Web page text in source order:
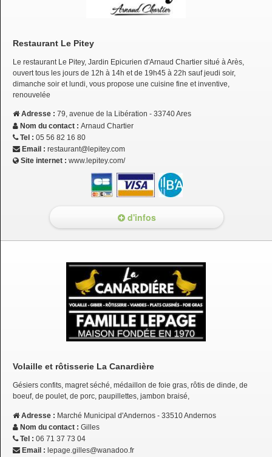
Restaurant Le Pitey
Le restaurant Le Pitey, Jardin Epicurien d'Arnaud Chartier situé à Arès,
ouvert tous les jours de 12h à 14h et de 19h45 à 22h sauf jeudi soir,
dimanche soir et lundi, vous propose une cuisine fine et inventive,
renouvelée
Adresse : 79, avenue de la Libération - 33740 Ares
Nom du contact : Arnaud Chartier
Tel : 05 56 82 16 80
Email : restaurant@lepitey.com
Site internet : www.lepitey.com/
d'infos
Volaille et rôtisserie La Canardière
Gésiers confits, magret séché, médaillon de foie gras, rôtis de dinde, de
boeuf, de poulet, de porc, paupillettes, jambon braisé,
Adresse : Marché Municipal d'Andernos - 33510 Andernos
Nom du contact : Gilles
Tel : 06 71 37 73 04
Email : lepage.gilles@wanadoo.fr